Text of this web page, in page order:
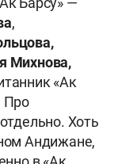
,
Михнова,
«Ак
Про
Хоть
Андижане,